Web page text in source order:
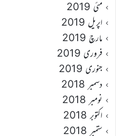
مئی 2019
اپریل 2019
مارچ 2019
فروری 2019
جنوری 2019
دسمبر 2018
نومبر 2018
اکتوبر 2018
ستمبر 2018